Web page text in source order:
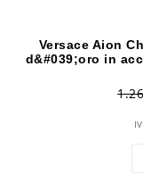
Versace Aion
d&#039;oro in